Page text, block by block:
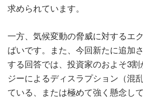
求められています。
一方、気候変動の脅威に対するエ
ばいです。また、今回新たに追加
する回答では、投資家のおよそ3割
ジーによるディスラプション（混
ている、または極めて強く懸念し